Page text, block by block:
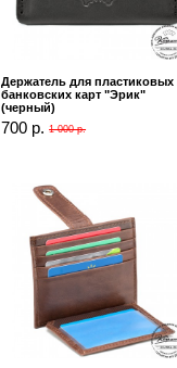
Держатель для пластиковых
банковских карт "Эрик"
(черный)
700 р. 1 000 р.